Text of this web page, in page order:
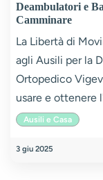
Deambulatori e
Camminare
La Libertà di
agli Ausili per la
Ortopedico
usare e ottenere
Ausili e Casa
3 giu 2025